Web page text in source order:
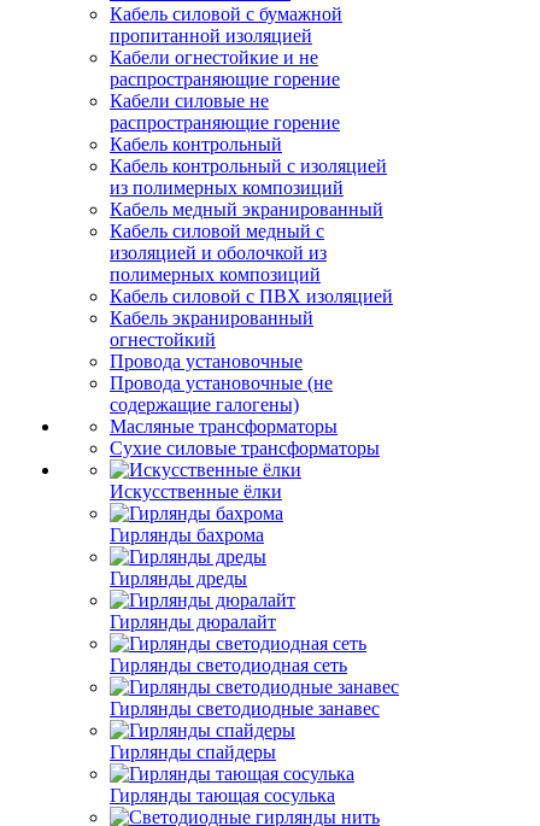
Кабель силовой с бумажной
пропитанной изоляцией
Кабели огнестойкие и не
распространяющие горение
Кабели силовые не
распространяющие горение
Кабель контрольный
Кабель контрольный с изоляцией
из полимерных композиций
Кабель медный экранированный
Кабель силовой медный с
изоляцией и оболочкой из
полимерных композиций
Кабель силовой с ПВХ изоляцией
Кабель экранированный
огнестойкий
Провода установочные
Провода установочные (не
содержащие галогены)
Масляные трансформаторы
Сухие силовые трансформаторы
Искусственные ёлки
Гирлянды бахрома
Гирлянды дреды
Гирлянды дюралайт
Гирлянды светодиодная сеть
Гирлянды светодиодные занавес
Гирлянды спайдеры
Гирлянды тающая сосулька